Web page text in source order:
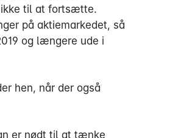
ikke til at fortsætte.
på aktiemarkedet, så
og længere ude i
hen, når der også
er nødt til at tænke